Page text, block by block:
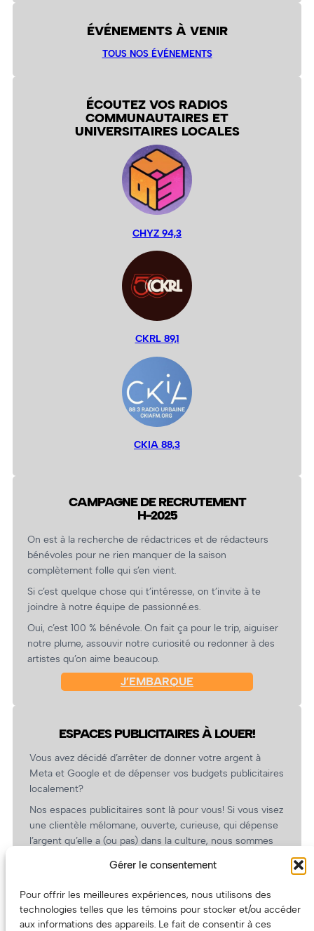
Gérer le consentement
Pour offrir les meilleures expériences, nous utilisons des
technologies telles que les témoins pour stocker et/ou accéder
aux informations des appareils. Le fait de consentir à ces
ÉVÉNEMENTS À VENIR
TOUS NOS ÉVÉNEMENTS
ÉCOUTEZ VOS RADIOS
COMMUNAUTAIRES ET
UNIVERSITAIRES LOCALES
CHYZ 94,3
CKRL 89,1
CKIA 88,3
CAMPAGNE DE RECRUTEMENT
H-2025
On est à la recherche de rédactrices et de rédacteurs
bénévoles pour ne rien manquer de la saison
complètement folle qui s’en vient.
Si c’est quelque chose qui t’intéresse, on t’invite à te
joindre à notre équipe de passionné.es.
Oui, c’est 100 % bénévole. On fait ça pour le trip, aiguiser
notre plume, assouvir notre curiosité ou redonner à des
artistes qu’on aime beaucoup.
J’EMBARQUE
ESPACES PUBLICITAIRES À LOUER!
Vous avez décidé d’arrêter de donner votre argent à
Meta et Google et de dépenser vos budgets publicitaires
localement?
Nos espaces publicitaires sont là pour vous! Si vous visez
une clientèle mélomane, ouverte, curieuse, qui dépense
l’argent qu’elle a (ou pas) dans la culture, nous sommes
revient.
(Oui, on va avoir des tarifs spéciaux pour vous, les